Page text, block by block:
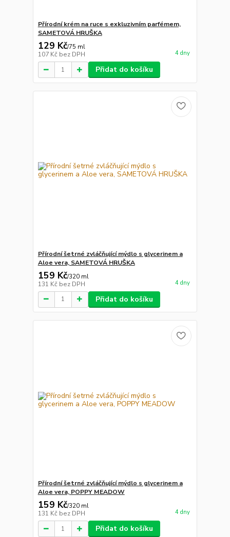
Přírodní krém na ruce s exkluzivním parfémem,
SAMETOVÁ HRUŠKA
129 Kč/75 ml
107 Kč bez DPH 4 dny
Přidat do košíku
Přírodní šetrné zvláčňující mýdlo s glycerinem a
Aloe vera, SAMETOVÁ HRUŠKA
159 Kč/320 ml
131 Kč bez DPH 4 dny
Přidat do košíku
Přírodní šetrné zvláčňující mýdlo s glycerinem a
Aloe vera, POPPY MEADOW
159 Kč/320 ml
131 Kč bez DPH 4 dny
Přidat do košíku